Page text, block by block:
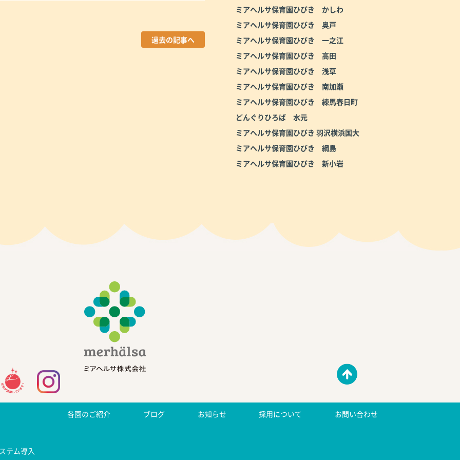
過去の記事へ
ミアヘルサ保育園ひびき かしわ
ミアヘルサ保育園ひびき 奥戸
ミアヘルサ保育園ひびき 一之江
ミアヘルサ保育園ひびき 高田
ミアヘルサ保育園ひびき 浅草
ミアヘルサ保育園ひびき 南加瀬
ミアヘルサ保育園ひびき 練馬春日町
どんぐりひろば 水元
ミアヘルサ保育園ひびき 羽沢横浜国大
ミアヘルサ保育園ひびき 綱島
ミアヘルサ保育園ひびき 新小岩
テム導入
各園のご紹介 ブログ お知らせ 採用について お問い合わせ